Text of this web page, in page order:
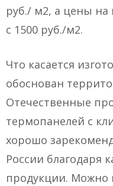
руб./ м2, а цены
с 1500 руб./м2.
Что касается
обоснован
Отечественные
термопанелей с
хорошо
России благодаря
продукции. Можно